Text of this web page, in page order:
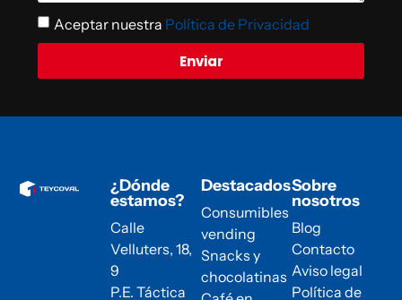
Aceptar nuestra Política de Privacidad
Enviar
¿Dónde
estamos?
Calle
Velluters, 18,
9
P.E. Táctica
Destacados
Consumibles
vending
Snacks y
chocolatinas
Sobre
nosotros
Blog
Contacto
Aviso legal
Política de